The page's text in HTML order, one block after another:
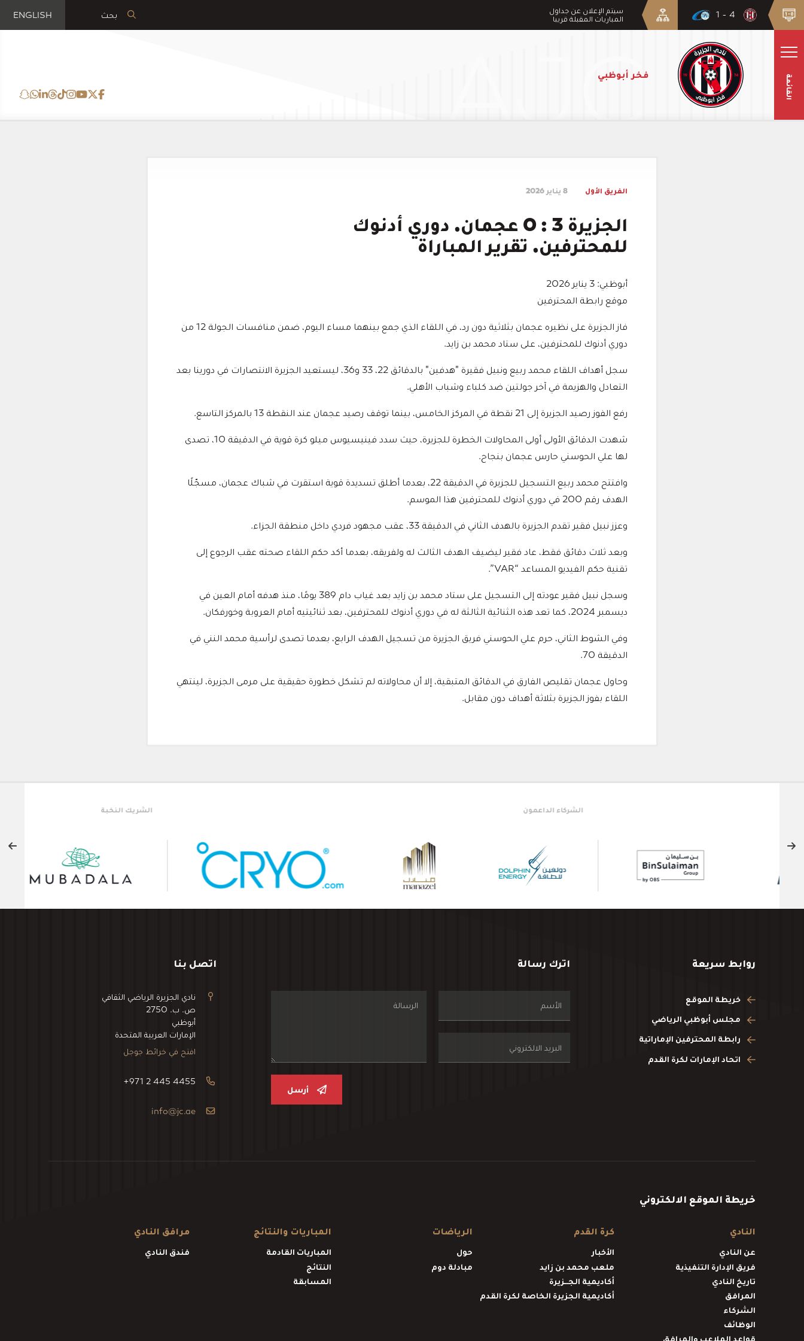
4 - 1
سيتم الإعلان عن جداول
المباريات المقبلة قريبا
ENGLISH
فخر أبوظبي القائمة
الفريق الأول 8 يناير 2026
الجزيرة 3 : 0 عجمان. دوري أدنوك
للمحترفين. تقرير المباراة
أبوظبي: 3 يناير 2026
موقع رابطة المحترفين
فاز الجزيرة على نظيره عجمان بثلاثية دون رد، في اللقاء الذي جمع بينهما مساء اليوم، ضمن منافسات الجولة 12 من
دوري أدنوك للمحترفين، على ستاد محمد بن زايد.
سجل أهداف اللقاء محمد ربيع ونبيل فقيرة "هدفين" بالدقائق 22، 33 و36، ليستعيد الجزيرة الانتصارات في دورينا بعد
التعادل والهزيمة في آخر جولتين ضد كلباء وشباب الأهلي.
رفع الفوز رصيد الجزيرة إلى 21 نقطة في المركز الخامس، بينما توقف رصيد عجمان عند النقطة 13 بالمركز التاسع.
شهدت الدقائق الأولى أولى المحاولات الخطرة للجزيرة، حيث سدد فينيسيوس ميلو كرة قوية في الدقيقة 10، تصدى
لها علي الحوسني حارس عجمان بنجاح.
وافتتح محمد ربيع التسجيل للجزيرة في الدقيقة 22، بعدما أطلق تسديدة قوية استقرت في شباك عجمان، مسجّلًا
الهدف رقم 200 في دوري أدنوك للمحترفين هذا الموسم.
وعزز نبيل فقير تقدم الجزيرة بالهدف الثاني في الدقيقة 33، عقب مجهود فردي داخل منطقة الجزاء.
وبعد ثلاث دقائق فقط، عاد فقير ليضيف الهدف الثالث له ولفريقه، بعدما أكد حكم اللقاء صحته عقب الرجوع إلى
تقنية حكم الفيديو المساعد “VAR”.
وسجل نبيل فقير عودته إلى التسجيل على ستاد محمد بن زايد بعد غياب دام 389 يومًا، منذ هدفه أمام العين في
ديسمبر 2024، كما تعد هذه الثنائية الثالثة له في دوري أدنوك للمحترفين، بعد ثنائيتيه أمام العروبة وخورفكان.
وفي الشوط الثاني، حرم علي الحوسني فريق الجزيرة من تسجيل الهدف الرابع، بعدما تصدى لرأسية محمد النني في
الدقيقة 70.
وحاول عجمان تقليص الفارق في الدقائق المتبقية، إلا أن محاولاته لم تشكل خطورة حقيقية على مرمى الجزيرة، لينتهي
اللقاء بفوز الجزيرة بثلاثة أهداف دون مقابل.
الشريك البلاتيني
روابط سريعة
خريطة الموقع
مجلس أبوظبي الرياضي
رابطة المحترفين الإماراتية
اتحاد الإمارات لكرة القدم
اترك رسالة
أرسل
اتصل بنا
نادي الجزيرة الرياضي الثقافي
ص. ب. 2750
أبوظبي
الإمارات العربية المتحدة
افتح في خرائط جوجل
+971 2 445 4455
info@jc.ae
خريطة الموقع الالكتروني
النادي
عن النادي
فريق الإدارة التنفيذية
تاريخ النادي
المرافق
الشركاء
الوظائف
كرة القدم
الأخبار
ملعب محمد بن زايد
أكاديمية الجــزيرة
أكاديمية الجزيرة الخاصة لكرة القدم
الرياضات
حول
مبادلة دوم
المباريات والنتائج
المباريات القادمة
النتائج
المسابقة
مرافق النادي
فندق النادي